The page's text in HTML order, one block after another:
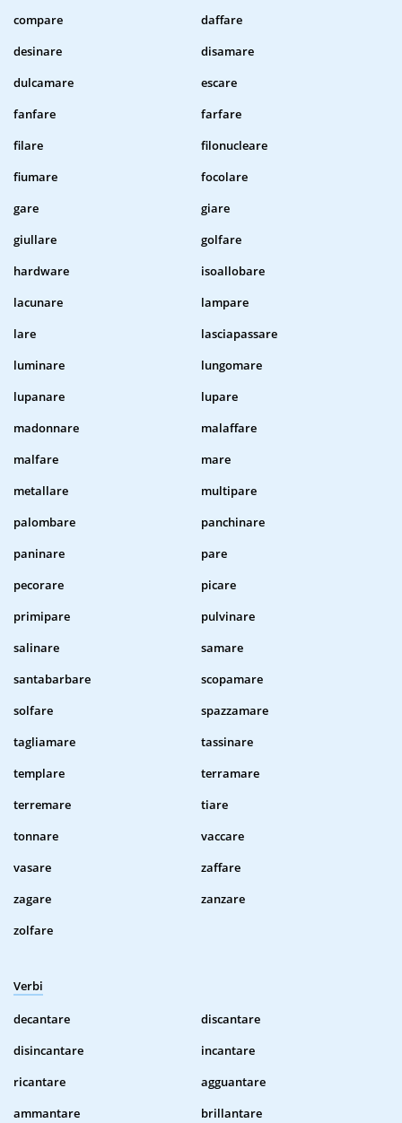
compare
daffare
desinare
disamare
dulcamare
escare
fanfare
farfare
filare
filonucleare
fiumare
focolare
gare
giare
giullare
golfare
hardware
isoallobare
lacunare
lampare
lare
lasciapassare
luminare
lungomare
lupanare
lupare
madonnare
malaffare
malfare
mare
metallare
multipare
palombare
panchinare
paninare
pare
pecorare
picare
primipare
pulvinare
salinare
samare
santabarbare
scopamare
solfare
spazzamare
tagliamare
tassinare
templare
terramare
terremare
tiare
tonnare
vaccare
vasare
zaffare
zagare
zanzare
zolfare
Verbi
decantare
discantare
disincantare
incantare
ricantare
agguantare
ammantare
brillantare